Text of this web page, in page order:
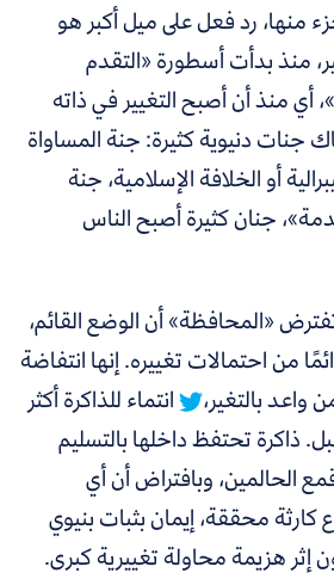
منها، رد فعل على ميل أكبر هو
منذ بدأت أسطورة «التقدم
أي منذ أن أصبح التغيير في ذاته
جنات دنيوية كثيرة: جنة المساواة
أو الخلافة الإسلامية، جنة
جنان كثيرة أصبح الناس
«المحافظة» أن الوضع القائم،
من احتمالات تغييره. إنها انتفاضة
بالتغير،
انتماء للذاكرة أكثر
ذاكرة تحتفظ داخلها بالتسليم
الحالمين، وبافتراض أن أي
محققة، إيمان بثبات بنيوي
إثر هزيمة محاولة تغييرية كبرى.